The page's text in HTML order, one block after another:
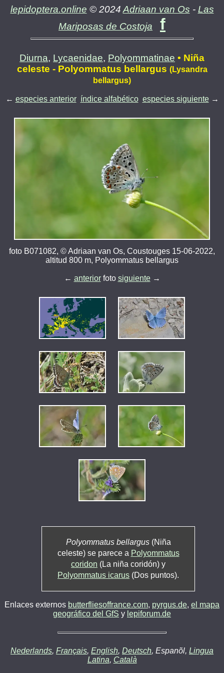
lepidoptera.online © 2024 Adriaan van Os - Las
Mariposas de Costoja
f
Diurna, Lycaenidae, Polyommatinae • Niña
celeste - Polyommatus bellargus (Lysandra
bellargus)
← especies anterior índice alfabético especies siguiente→
foto B071082, © Adriaan van Os, Coustouges 15-06-2022,
altitud 800 m, Polyommatus bellargus
← anteriorfoto siguiente→
Polyommatus bellargus(Niña
celeste) se parece a Polyommatus
coridon (La niña coridón) y
Polyommatus icarus (Dos puntos).
Enlaces externos butterfliesoffrance.com, pyrgus.de, el mapa
geográfico del GfS y lepiforum.de
Nederlands, Français, English, Deutsch, Espanõl, Lingua
Latina, Català